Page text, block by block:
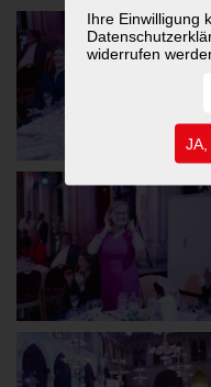
Ihre Einwilligung
widerrufen
JA,